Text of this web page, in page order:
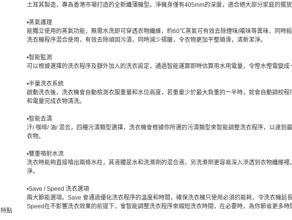
特點
土耳其製造，專為香港市場打造的全新纖薄機型。淨機身僅有405mm的深度，適合絕大部分家庭的擺放
•蒸氣護理
能獨立使用的蒸氣功能，無需水洗即可穿透衣物纖維，約60℃蒸氣可有效去除煙味/噏味等異味，同時
洗衣機程序混合使用，有效去除頑固污漬，同時減少褶皺，令衣物更加平整順滑，清新潔淨。
•智能監測
可以根據選擇的洗衣程序及額外加入的洗衣設定，通過智能運算即時估算用水用電量，令慳水慳電變成
•半量洗衣系統
啟動洗衣後，洗衣機會自動檢測衣服重量和水位高度，若重量少於最大負重的一半時，就會自動調校
和電量完成衣物清洗。
•智能去漬
汗/ 咖啡/ 油/ 混合，四種污漬類型選擇，洗衣機會根據你所選的污漬類型來智能調整洗衣程序，以達到
衣物。
•雙重噴射水流
洗衣時能夠直接噴出兩條水柱，其液體是水和洗滌劑的混合液，另洗滌劑更容易深入滲透到衣物纖維裡
淨。
•Save / Speed 洗衣選項
兩大節能選項。Save 會通過優化洗衣程序的溫度和時間，確保洗衣機只使用必須的能耗，令洗衣機延
Speed在不影響洗衣效果的前提下，會智能調整洗衣程序來縮短洗衣時間，在必要時，為你節省更多時